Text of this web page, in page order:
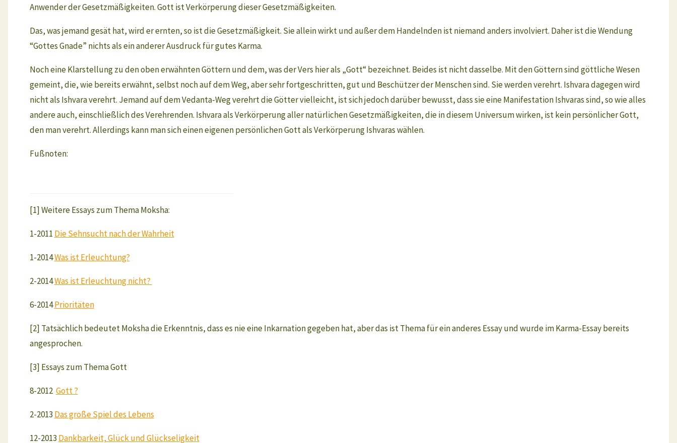
Anwender der Gesetzmäßigkeiten. Gott ist Verkörperung dieser Gesetzmäßigkeiten.
Das, was jemand gesät hat, wird er ernten, so ist die Gesetzmäßigkeit. Sie allein wirkt und außer dem Handelnden ist niemand anders involviert. Daher ist die Wendung
“Gottes Gnade” nichts als ein anderer Ausdruck für gutes Karma.
Noch eine Klarstellung zu den oben erwähnten Göttern und dem, was der Vers hier als „Gott“ bezeichnet. Beides ist nicht dasselbe. Mit den Göttern sind göttliche Wesen
gemeint, die, wie bereits erwähnt, selbst noch auf dem Weg, aber sehr fortgeschritten, gut und Beschützer der Menschen sind. Sie werden verehrt. Ishvara dagegen wird
nicht als Ishvara verehrt. Jemand auf dem Vedanta-Weg verehrt die Götter vielleicht, ist sich jedoch darüber bewusst, dass sie eine Manifestation Ishvaras sind, so wie alles
andere auch, einschließlich des Verehrenden. Ishvara als Verkörperung aller natürlichen Gesetzmäßigkeiten, die in diesem Universum wirken, ist kein persönlicher Gott,
den man verehrt. Allerdings kann man sich einen eigenen persönlichen Gott als Verkörperung Ishvaras wählen.
Fußnoten:
[1] Weitere Essays zum Thema Moksha:
1-2011 Die Sehnsucht nach der Wahrheit
1-2014Was ist Erleuchtung?
2-2014Was ist Erleuchtung nicht?
6-2014Prioritäten
[2] Tatsächlich bedeutet Moksha die Erkenntnis, dass es nie eine Inkarnation gegeben hat, aber das ist Thema für ein anderes Essay und wurde im Karma-Essay bereits
angesprochen.
[3] Essays zum Thema Gott
8-2012 Gott ?
2-2013 Das große Spiel des Lebens
12-2013 Dankbarkeit, Glück und Glückseligkeit